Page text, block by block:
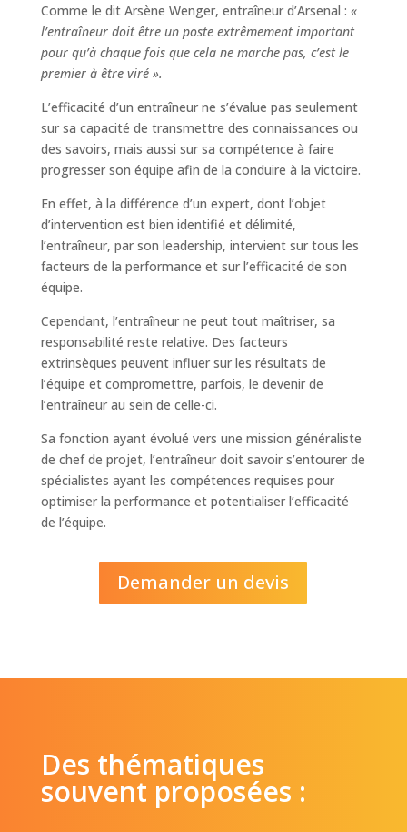
Comme le dit Arsène Wenger, entraîneur d’Arsenal : «
l’entraîneur doit être un poste extrêmement important
pour qu’à chaque fois que cela ne marche pas, c’est le
premier à être viré ».
L’efficacité d’un entraîneur ne s’évalue pas seulement
sur sa capacité de transmettre des connaissances ou
des savoirs, mais aussi sur sa compétence à faire
progresser son équipe afin de la conduire à la victoire.
En effet, à la différence d’un expert, dont l’objet
d’intervention est bien identifié et délimité,
l’entraîneur, par son leadership, intervient sur tous les
facteurs de la performance et sur l’efficacité de son
équipe.
Cependant, l’entraîneur ne peut tout maîtriser, sa
responsabilité reste relative. Des facteurs
extrinsèques peuvent influer sur les résultats de
l’équipe et compromettre, parfois, le devenir de
l’entraîneur au sein de celle-ci.
Sa fonction ayant évolué vers une mission généraliste
de chef de projet, l’entraîneur doit savoir s’entourer de
spécialistes ayant les compétences requises pour
optimiser la performance et potentialiser l’efficacité
de l’équipe.
Demander un devis
Des thématiques
souvent proposées :